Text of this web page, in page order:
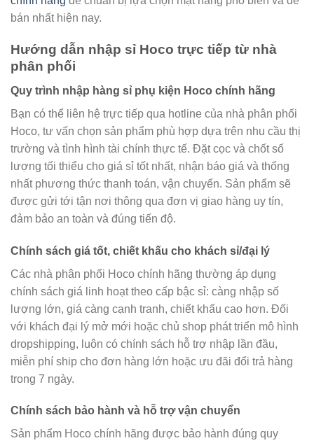
bán nhất hiện nay.
Hướng dẫn nhập sỉ Hoco trực tiếp từ nhà
phân phối
Quy trình nhập hàng sỉ phụ kiện Hoco chính hãng
Bạn có thể liên hệ trực tiếp qua hotline của nhà phân phối
Hoco, tư vấn chọn sản phẩm phù hợp dựa trên nhu cầu thị
trường và tình hình tài chính thực tế. Đặt cọc và chốt số
lượng tối thiểu cho giá sỉ tốt nhất, nhận báo giá và thống
nhất phương thức thanh toán, vận chuyển. Sản phẩm sẽ
được gửi tới tận nơi thông qua đơn vị giao hàng uy tín,
đảm bảo an toàn và đúng tiến độ.
Chính sách giá tốt, chiết khấu cho khách sỉ/đại lý
Các nhà phân phối Hoco chính hãng thường áp dụng
chính sách giá linh hoạt theo cấp bậc sỉ: càng nhập số
lượng lớn, giá càng cạnh tranh, chiết khấu cao hơn. Đối
với khách đại lý mở mới hoặc chủ shop phát triển mô hình
dropshipping, luôn có chính sách hỗ trợ nhập lần đầu,
miễn phí ship cho đơn hàng lớn hoặc ưu đãi đổi trả hàng
trong 7 ngày.
Chính sách bảo hành và hỗ trợ vận chuyển
Sản phẩm Hoco chính hãng được bảo hành đúng quy